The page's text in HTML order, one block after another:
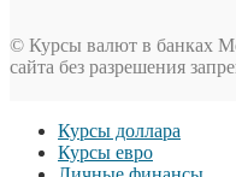
© Курсы валют в банках
сайта без разрешения
Курсы доллара
Курсы евро